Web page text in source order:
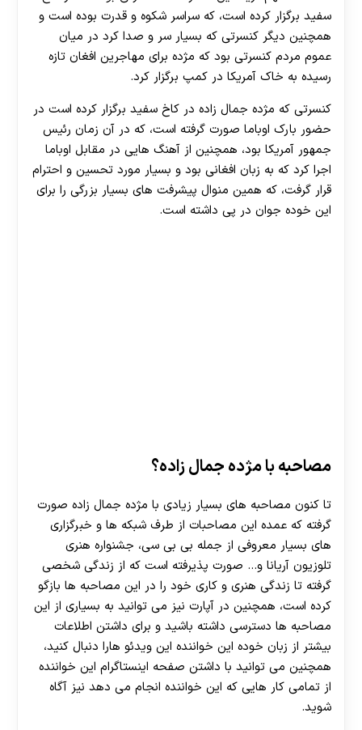
سفید برگزار کرده است، که سراسر شکوه و قدرت بوده است و
همچنین دیگر کنسرتی که بسیار سر و صدا کرد در میان
عموم مردم کنسرتی بود که مژده برای مهاجرین افغان تازه
رسیده به خاک آمریکا در کمپ برگزار کرد.
کنسرتی که مژده جمال زاده در کاخ سفید برگزار کرده است در
حضور بارک اوباما صورت گرفته است، که در آن زمان رئیس
جمهور آمریکا بود، همچنین از آهنگ هایی در مقابل اوباما
اجرا کرد که به زبان افغانی بود و بسیار مورد تحسین و احترام
قرار گرفت، که همین منوال پیشرفت های بسیار بزرگی را برای
این خوده جوان در پی داشته است.
مصاحبه با مژده جمال زاده؟
تا کنون مصاحبه های بسیار زیادی با مژده جمال زاده صورت
گرفته که عمده این مصاحبات از طرف شبکه ها و خبرگزاری
های بسیار معروفی از جمله بی بی سی، جشنواره هنری
تلوزیون آریانا و… صورت پذیرفته است که از زندگی شخصی
گرفته تا زندگی هنری و کاری خود را در این مصاحبه ها بازگو
کرده است، همچنین در آپارت نیز می توانید به بسیاری از این
مصاحبه ها دسترسی داشته باشید و برای داشتن اطلاعات
بیشتر از زبان خوده این خواننده این ویدئو هارا دنبال کنید،
همچنین می توانید با داشتن صفحه اینستاگرام این خواننده
از تمامی کار هایی که این خواننده انجام می دهد نیز آگاه
شوید.